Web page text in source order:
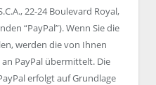
22-24 Boulevard Royal,
“PayPal”). Wenn Sie die
werden die von Ihnen
PayPal übermittelt. Die
erfolgt auf Grundlage